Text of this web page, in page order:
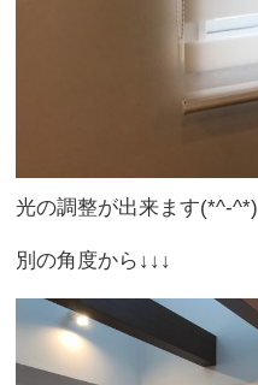
光の調整が出来ます(*^-^*)
別の角度から↓↓↓